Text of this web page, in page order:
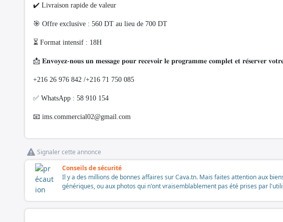
✔️ Livraison rapide de valeur
🎯 Offre exclusive : 560 DT au lieu de 700 DT
⏳ Format intensif : 18H
📩 𝐄𝐧𝐯𝐨𝐲𝐞𝐳-𝐧𝐨𝐮𝐬 𝐮𝐧 𝐦𝐞𝐬𝐬𝐚𝐠𝐞 𝐩𝐨𝐮𝐫 𝐫𝐞𝐜𝐞𝐯𝐨𝐢𝐫 𝐥𝐞 𝐩𝐫𝐨𝐠𝐫𝐚𝐦𝐦𝐞 𝐜𝐨𝐦𝐩𝐥𝐞𝐭 𝐞𝐭 𝐫𝐞́𝐬𝐞𝐫𝐯𝐞𝐫
+216 26 976 842 /+216 71 750 085
✅ WhatsApp : 58 910 154
📧 ims.commercial02@gmail.com
Signaler cette annonce
Conseils de sécurité
Il y a des millions de bonnes affaires sur Cava.tn. Mais faites attention aux
génériques, ou aux photos qui n'ont vraisemblablement pas été prises par